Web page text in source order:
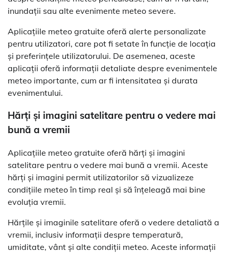
inundații sau alte evenimente meteo severe.
Aplicațiile meteo gratuite oferă alerte personalizate
pentru utilizatori, care pot fi setate în funcție de locația
și preferințele utilizatorului. De asemenea, aceste
aplicații oferă informații detaliate despre evenimentele
meteo importante, cum ar fi intensitatea și durata
evenimentului.
Hărți și imagini satelitare pentru o vedere mai
bună a vremii
Aplicațiile meteo gratuite oferă hărți și imagini
satelitare pentru o vedere mai bună a vremii. Aceste
hărți și imagini permit utilizatorilor să vizualizeze
condițiile meteo în timp real și să înțeleagă mai bine
evoluția vremii.
Hărțile și imaginile satelitare oferă o vedere detaliată a
vremii, inclusiv informații despre temperatură,
umiditate, vânt și alte condiții meteo. Aceste informații